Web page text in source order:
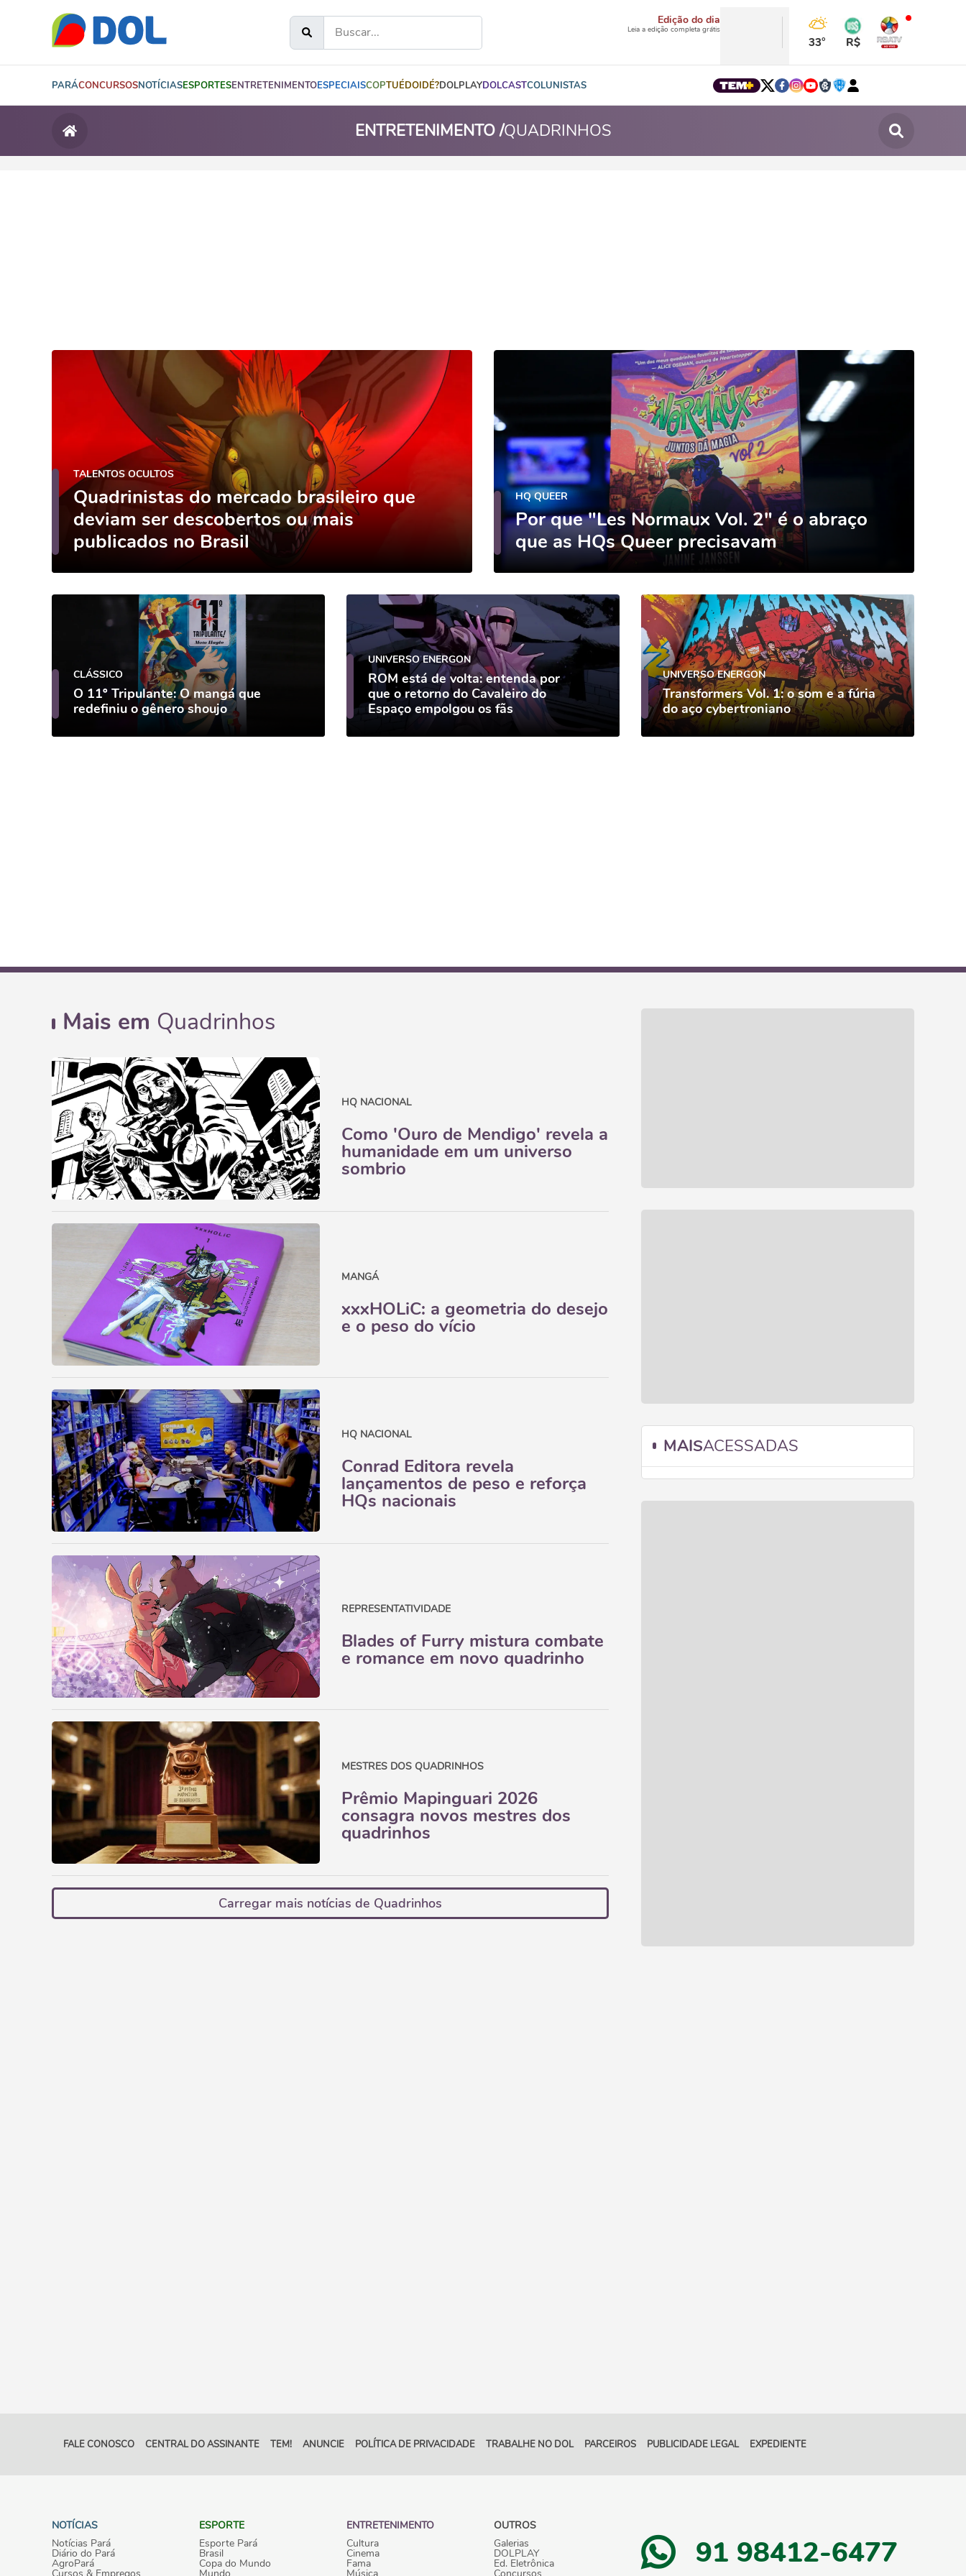
Edição do dia
Leia a edição completa grátis
33° R$
PARÁCONCURSOSNOTÍCIASESPORTESENTRETENIMENTOESPECIAISCOPTUÉDOIDÉ?DOLPLAYDOLCASTCOLUNISTAS
ENTRETENIMENTO /QUADRINHOS
TALENTOS OCULTOS
Quadrinistas do mercado brasileiro que
deviam ser descobertos ou mais
publicados no Brasil
HQ QUEER
Por que "Les Normaux Vol. 2" é o abraço
que as HQs Queer precisavam
CLÁSSICO
O 11º Tripulante: O mangá que
redefiniu o gênero shoujo
UNIVERSO ENERGON
ROM está de volta: entenda por
que o retorno do Cavaleiro do
Espaço empolgou os fãs
UNIVERSO ENERGON
Transformers Vol. 1: o som e a fúria
do aço cybertroniano
Mais em Quadrinhos
HQ NACIONAL
Como 'Ouro de Mendigo' revela a
humanidade em um universo
sombrio
MANGÁ
xxxHOLiC: a geometria do desejo
e o peso do vício
HQ NACIONAL
Conrad Editora revela
lançamentos de peso e reforça
HQs nacionais
REPRESENTATIVIDADE
Blades of Furry mistura combate
e romance em novo quadrinho
MESTRES DOS QUADRINHOS
Prêmio Mapinguari 2026
consagra novos mestres dos
quadrinhos
Carregar mais notícias de Quadrinhos
MAISACESSADAS
FALE CONOSCO CENTRAL DO ASSINANTE TEM! ANUNCIE POLÍTICA DE PRIVACIDADE TRABALHE NO DOL PARCEIROS PUBLICIDADE LEGAL EXPEDIENTE
NOTÍCIAS
Notícias Pará
Diário do Pará
AgroPará
Cursos & Empregos
ESPORTE
Esporte Pará
Brasil
Copa do Mundo
Mundo
ENTRETENIMENTO
Cultura
Cinema
Fama
Música
OUTROS
Galerias
DOLPLAY
Ed. Eletrônica
Concursos
91 98412-6477